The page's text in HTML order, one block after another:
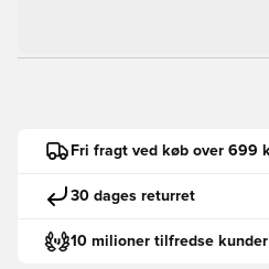
Fri fragt ved køb over 699
30 dages returret
10 milioner tilfredse